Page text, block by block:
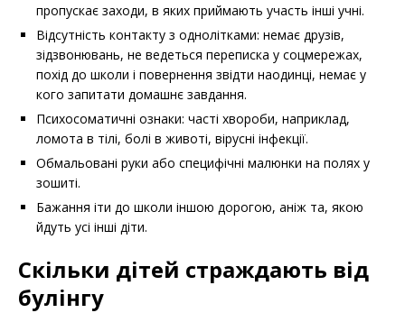
пропускає заходи, в яких приймають участь інші учні.
Відсутність контакту з однолітками: немає друзів,
зідзвонювань, не ведеться переписка у соцмережах,
похід до школи і повернення звідти наодинці, немає у
кого запитати домашнє завдання.
Психосоматичні ознаки: часті хвороби, наприклад,
ломота в тілі, болі в животі, вірусні інфекції.
Обмальовані руки або специфічні малюнки на полях у
зошиті.
Бажання іти до школи іншою дорогою, аніж та, якою
йдуть усі інші діти.
Скільки дітей страждають від
булінгу